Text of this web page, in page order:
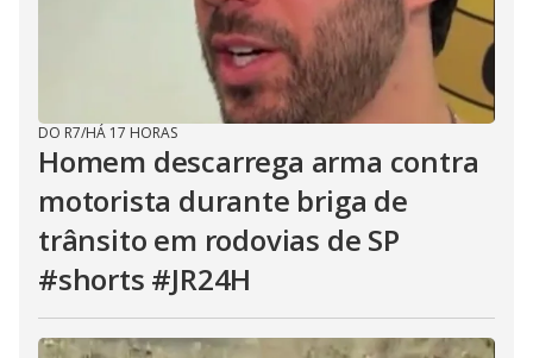
DO R7/HÁ 17 HORAS
Homem descarrega arma contra
motorista durante briga de
trânsito em rodovias de SP
#shorts #JR24H